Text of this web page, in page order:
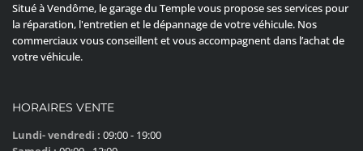
Situé à Vendôme, le garage du Temple vous propose ses services pour
la réparation, l'entretien et le dépannage de votre véhicule. Nos
commerciaux vous conseillent et vous accompagnent dans l’achat de
votre véhicule.
HORAIRES VENTE
Lundi- vendredi : 09:00 - 19:00